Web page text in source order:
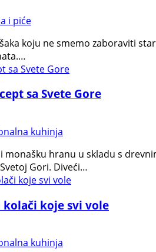
i piće
koju ne smemo zaboraviti
sa Svete Gore
kuhinja
monašku hranu u skladu s
Gori. Diveći…
koje svi vole
kuhinja